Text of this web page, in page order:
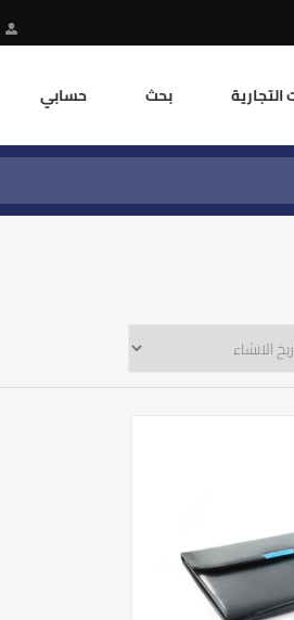
التجارية بحث حسابي